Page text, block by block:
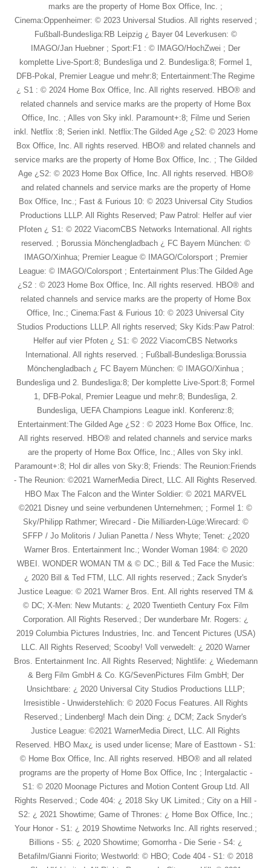
marks are the property of Home Box Office, Inc. ;
Cinema:Oppenheimer: © 2023 Universal Studios. All rights reserved ;
Fußball-Bundesliga:RB Leipzig ¿ Bayer 04 Leverkusen: ©
IMAGO/Jan Huebner ; Sport:F1 : © IMAGO/HochZwei ; Der
komplette Live-Sport:8; Bundesliga und 2. Bundesliga:8; Formel 1,
DFB-Pokal, Premier League und mehr:8; Entertainment:The Regime
¿ S1 : © 2024 Home Box Office, Inc. All rights reserved. HBO® and
related channels and service marks are the property of Home Box
Office, Inc. ; Alles von Sky inkl. Paramount+:8; Filme und Serien
inkl. Netflix :8; Serien inkl. Netflix:The Gilded Age ¿S2: © 2023 Home
Box Office, Inc. All rights reserved. HBO® and related channels and
service marks are the property of Home Box Office, Inc. ; The Gilded
Age ¿S2: © 2023 Home Box Office, Inc. All rights reserved. HBO®
and related channels and service marks are the property of Home
Box Office, Inc.; Fast & Furious 10: © 2023 Universal City Studios
Productions LLLP. All Rights Reserved; Paw Patrol: Helfer auf vier
Pfoten ¿ S1: © 2022 ViacomCBS Networks International. All rights
reserved. ; Borussia Mönchengladbach ¿ FC Bayern München: ©
IMAGO/Xinhua; Premier League © IMAGO/Colorsport ; Premier
League: © IMAGO/Colorsport ; Entertainment Plus:The Gilded Age
¿S2 : © 2023 Home Box Office, Inc. All rights reserved. HBO® and
related channels and service marks are the property of Home Box
Office, Inc.; Cinema:Fast & Furious 10: © 2023 Universal City
Studios Productions LLLP. All rights reserved; Sky Kids:Paw Patrol:
Helfer auf vier Pfoten ¿ S1: © 2022 ViacomCBS Networks
International. All rights reserved. ; Fußball-Bundesliga:Borussia
Mönchengladbach ¿ FC Bayern München: © IMAGO/Xinhua ;
Bundesliga und 2. Bundesliga:8; Der komplette Live-Sport:8; Formel
1, DFB-Pokal, Premier League und mehr:8; Bundesliga, 2.
Bundesliga, UEFA Champions League inkl. Konferenz:8;
Entertainment:The Gilded Age ¿S2 : © 2023 Home Box Office, Inc.
All rights reserved. HBO® and related channels and service marks
are the property of Home Box Office, Inc.; Alles von Sky inkl.
Paramount+:8; Hol dir alles von Sky:8; Friends: The Reunion:Friends
- The Reunion: ©2021 WarnerMedia Direct, LLC. All Rights Reserved.
HBO Max The Falcon and the Winter Soldier: © 2021 MARVEL
©2021 Disney und seine verbundenen Unternehmen; ; Formel 1: ©
Sky/Philipp Rathmer; Wirecard - Die Milliarden-Lüge:Wirecard: ©
SFFP / Jo Molitoris / Julian Panetta / Ness Whyte; Tenet: ¿2020
Warner Bros. Entertainment Inc.; Wonder Woman 1984: © 2020
WBEI. WONDER WOMAN TM & © DC.; Bill & Ted Face the Music:
¿ 2020 Bill & Ted FTM, LLC. All rights reserved.; Zack Snyder's
Justice League: © 2021 Warner Bros. Ent. All rights reserved TM &
© DC; X-Men: New Mutants: ¿ 2020 Twentieth Century Fox Film
Corporation. All Rights Reserved.; Der wunderbare Mr. Rogers: ¿
2019 Columbia Pictures Industries, Inc. and Tencent Pictures (USA)
LLC. All Rights Reserved; Scooby! Voll verwedelt: ¿ 2020 Warner
Bros. Entertainment Inc. All Rights Reserved; Nightlife: ¿ Wiedemann
& Berg Film GmbH & Co. KG/SevenPictures Film GmbH; Der
Unsichtbare: ¿ 2020 Universal City Studios Productions LLLP;
Irresistible - Unwiderstehlich: © 2020 Focus Features. All Rights
Reserved.; Lindenberg! Mach dein Ding: ¿ DCM; Zack Snyder's
Justice League: ©2021 WarnerMedia Direct, LLC. All Rights
Reserved. HBO Max¿ is used under license; Mare of Easttown - S1:
© Home Box Office, Inc. All rights reserved. HBO® and all related
programs are the property of Home Box Office, Inc ; Intergalactic -
S1: © 2020 Moonage Pictures and Motion Content Group Ltd. All
Rights Reserved.; Code 404: ¿ 2018 Sky UK Limited.; City on a Hill -
S2: ¿ 2021 Showtime; Game of Thrones: ¿ Home Box Office, Inc.;
Your Honor - S1: ¿ 2019 Showtime Networks Inc. All rights reserved.;
Billions - S5: ¿ 2020 Showtime; Gomorrha - Die Serie - S4: ¿
Betafilm/Gianni Fiorito; Westworld: © HBO; Code 404 - S1: © 2018